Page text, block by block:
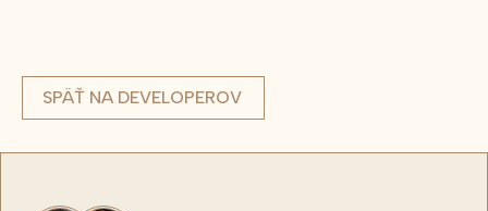
SPÄŤ NA DEVELOPEROV